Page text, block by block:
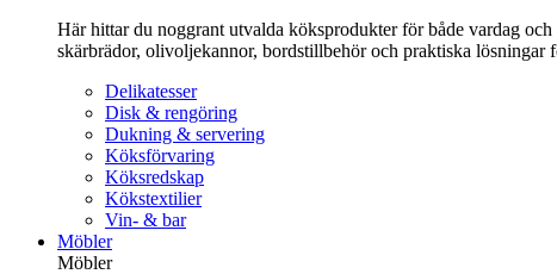
Här hittar du noggrant utvalda köksprodukter för både vardag
skärbrädor, olivoljekannor, bordstillbehör och praktiska
Delikatesser
Disk & rengöring
Dukning & servering
Köksförvaring
Köksredskap
Kökstextilier
Vin- & bar
Möbler
Möbler